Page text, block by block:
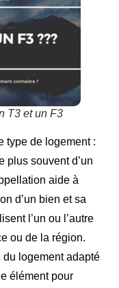
T3 et un F3
type de logement :
plus souvent d’un
aide à
d’un bien et sa
l’un ou l’autre
ou de la région.
du logement adapté
élément pour